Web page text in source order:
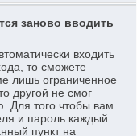
заново вводить
входить
то сможете
лишь ограниченное
другой не смог
Для того чтобы вам
и пароль каждый
пункт на